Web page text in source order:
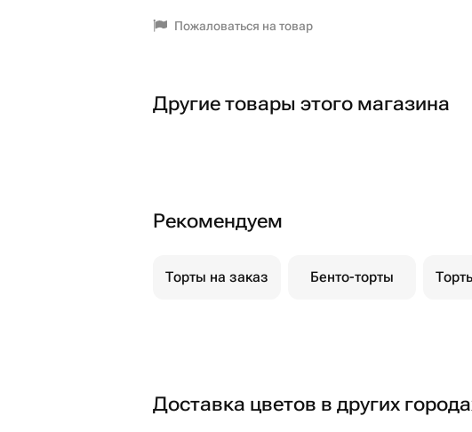
Пожаловаться на товар
Другие товары этого магазина
Рекомендуем
Торты на заказ Бенто-торты
Доставка цветов в других